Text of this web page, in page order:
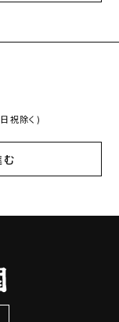
祝除く)